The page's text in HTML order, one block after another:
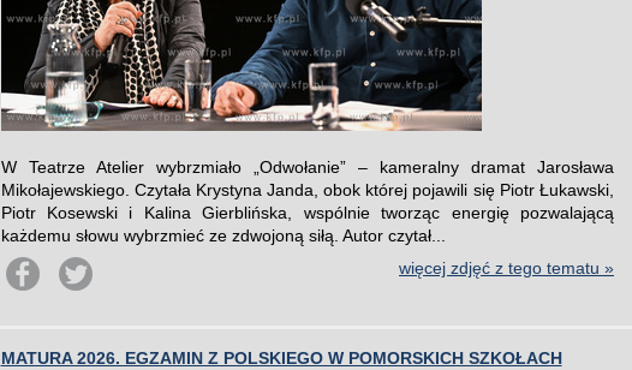
W Teatrze Atelier wybrzmiało „Odwołanie” – kameralny dramat Jarosława
Mikołajewskiego. Czytała Krystyna Janda, obok której pojawili się Piotr Łukawski,
Piotr Kosewski i Kalina Gierblińska, wspólnie tworząc energię pozwalającą
każdemu słowu wybrzmieć ze zdwojoną siłą. Autor czytał...
więcej zdjęć z tego tematu »
MATURA 2026. EGZAMIN Z POLSKIEGO W POMORSKICH SZKOŁACH